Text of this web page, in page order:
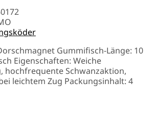
Gummifisch-Länge: 10
Eigenschaften: Weiche
hochfrequente Schwanzaktion,
leichtem Zug Packungsinhalt: 4